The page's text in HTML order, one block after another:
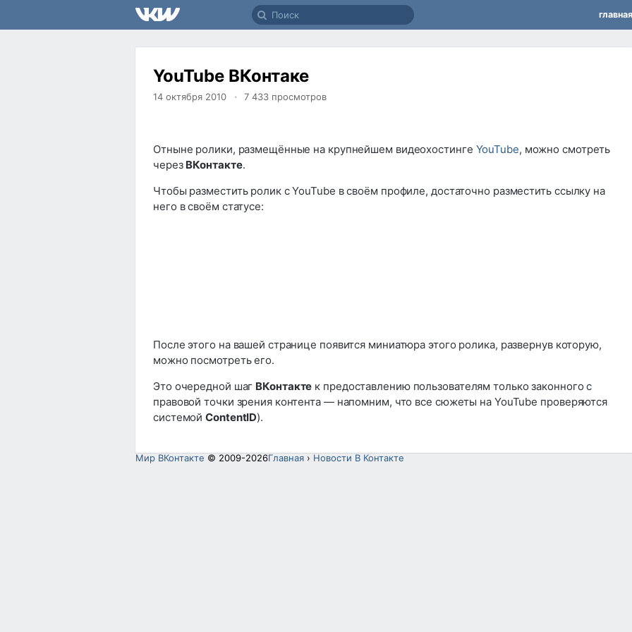
главная
YouTube ВКонтаке
14 октября 2010 7 433 просмотров
Отныне ролики, размещённые на крупнейшем видеохостинге YouTube, можно смотреть
через ВКонтакте.
Чтобы разместить ролик с YouTube в своём профиле, достаточно разместить ссылку на
него в своём статусе:
После этого на вашей странице появится миниатюра этого ролика, развернув которую,
можно посмотреть его.
Это очередной шаг ВКонтакте к предоставлению пользователям только законного с
правовой точки зрения контента — напомним, что все сюжеты на YouTube проверяются
системойContentID).
Мир ВКонтакте © 2009-2026Главная › Новости В Контакте